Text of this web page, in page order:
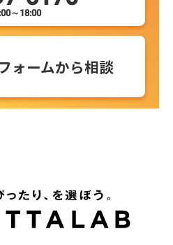
～18:00
ォームから相談